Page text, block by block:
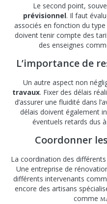
Le second point,
prévisionnel. Il faut
associés en fonction du
doivent tenir compte des
des enseignes
L’importance de
Un autre aspect non
travaux. Fixer des délais
d’assurer une fluidité dans
délais doivent également
éventuels retards dus
Coordonner
La coordination des
Une entreprise de
différents intervenants
encore des artisans
comme